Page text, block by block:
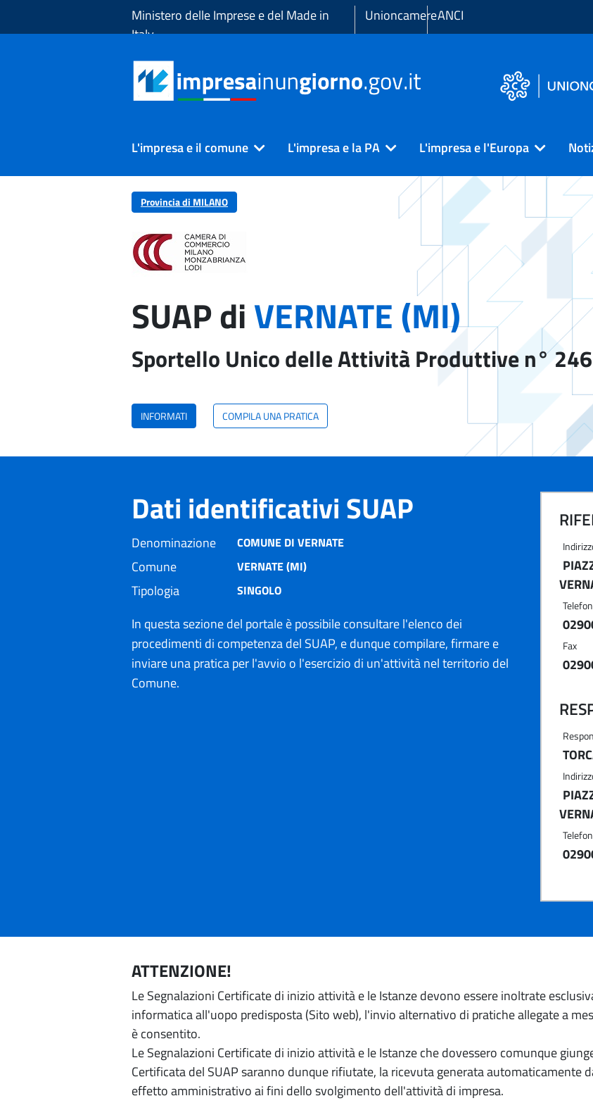
Ministero delle Imprese e del Made in
Italy
UnioncamereANCI
L'impresa e il comune L'impresa e la PA L'impresa e l'Europa
Provincia di MILANO
SUAP diVERNATE (MI)
Sportello Unico delle Attività Produttive n°
INFORMATI COMPILA UNA PRATICA
Dati identificativi SUAP
Denominazione COMUNE DI VERNATE
Comune VERNATE (MI)
Tipologia SINGOLO
In questa sezione del portale è possibile consultare l'elenco dei
procedimenti di competenza del SUAP, e dunque compilare, firmare e
inviare una pratica per l'avvio o l'esercizio di un'attività nel territorio del
Comune.
Fax
ATTENZIONE!
Le Segnalazioni Certificate di inizio attività e le Istanze devono essere inoltrate
informatica all'uopo predisposta (Sito web), l'invio alternativo di pratiche allegate a
è consentito.
Le Segnalazioni Certificate di inizio attività e le Istanze che dovessero comunque
Certificata del SUAP saranno dunque rifiutate, la ricevuta generata automaticamente
effetto amministrativo ai fini dello svolgimento dell'attività di impresa.